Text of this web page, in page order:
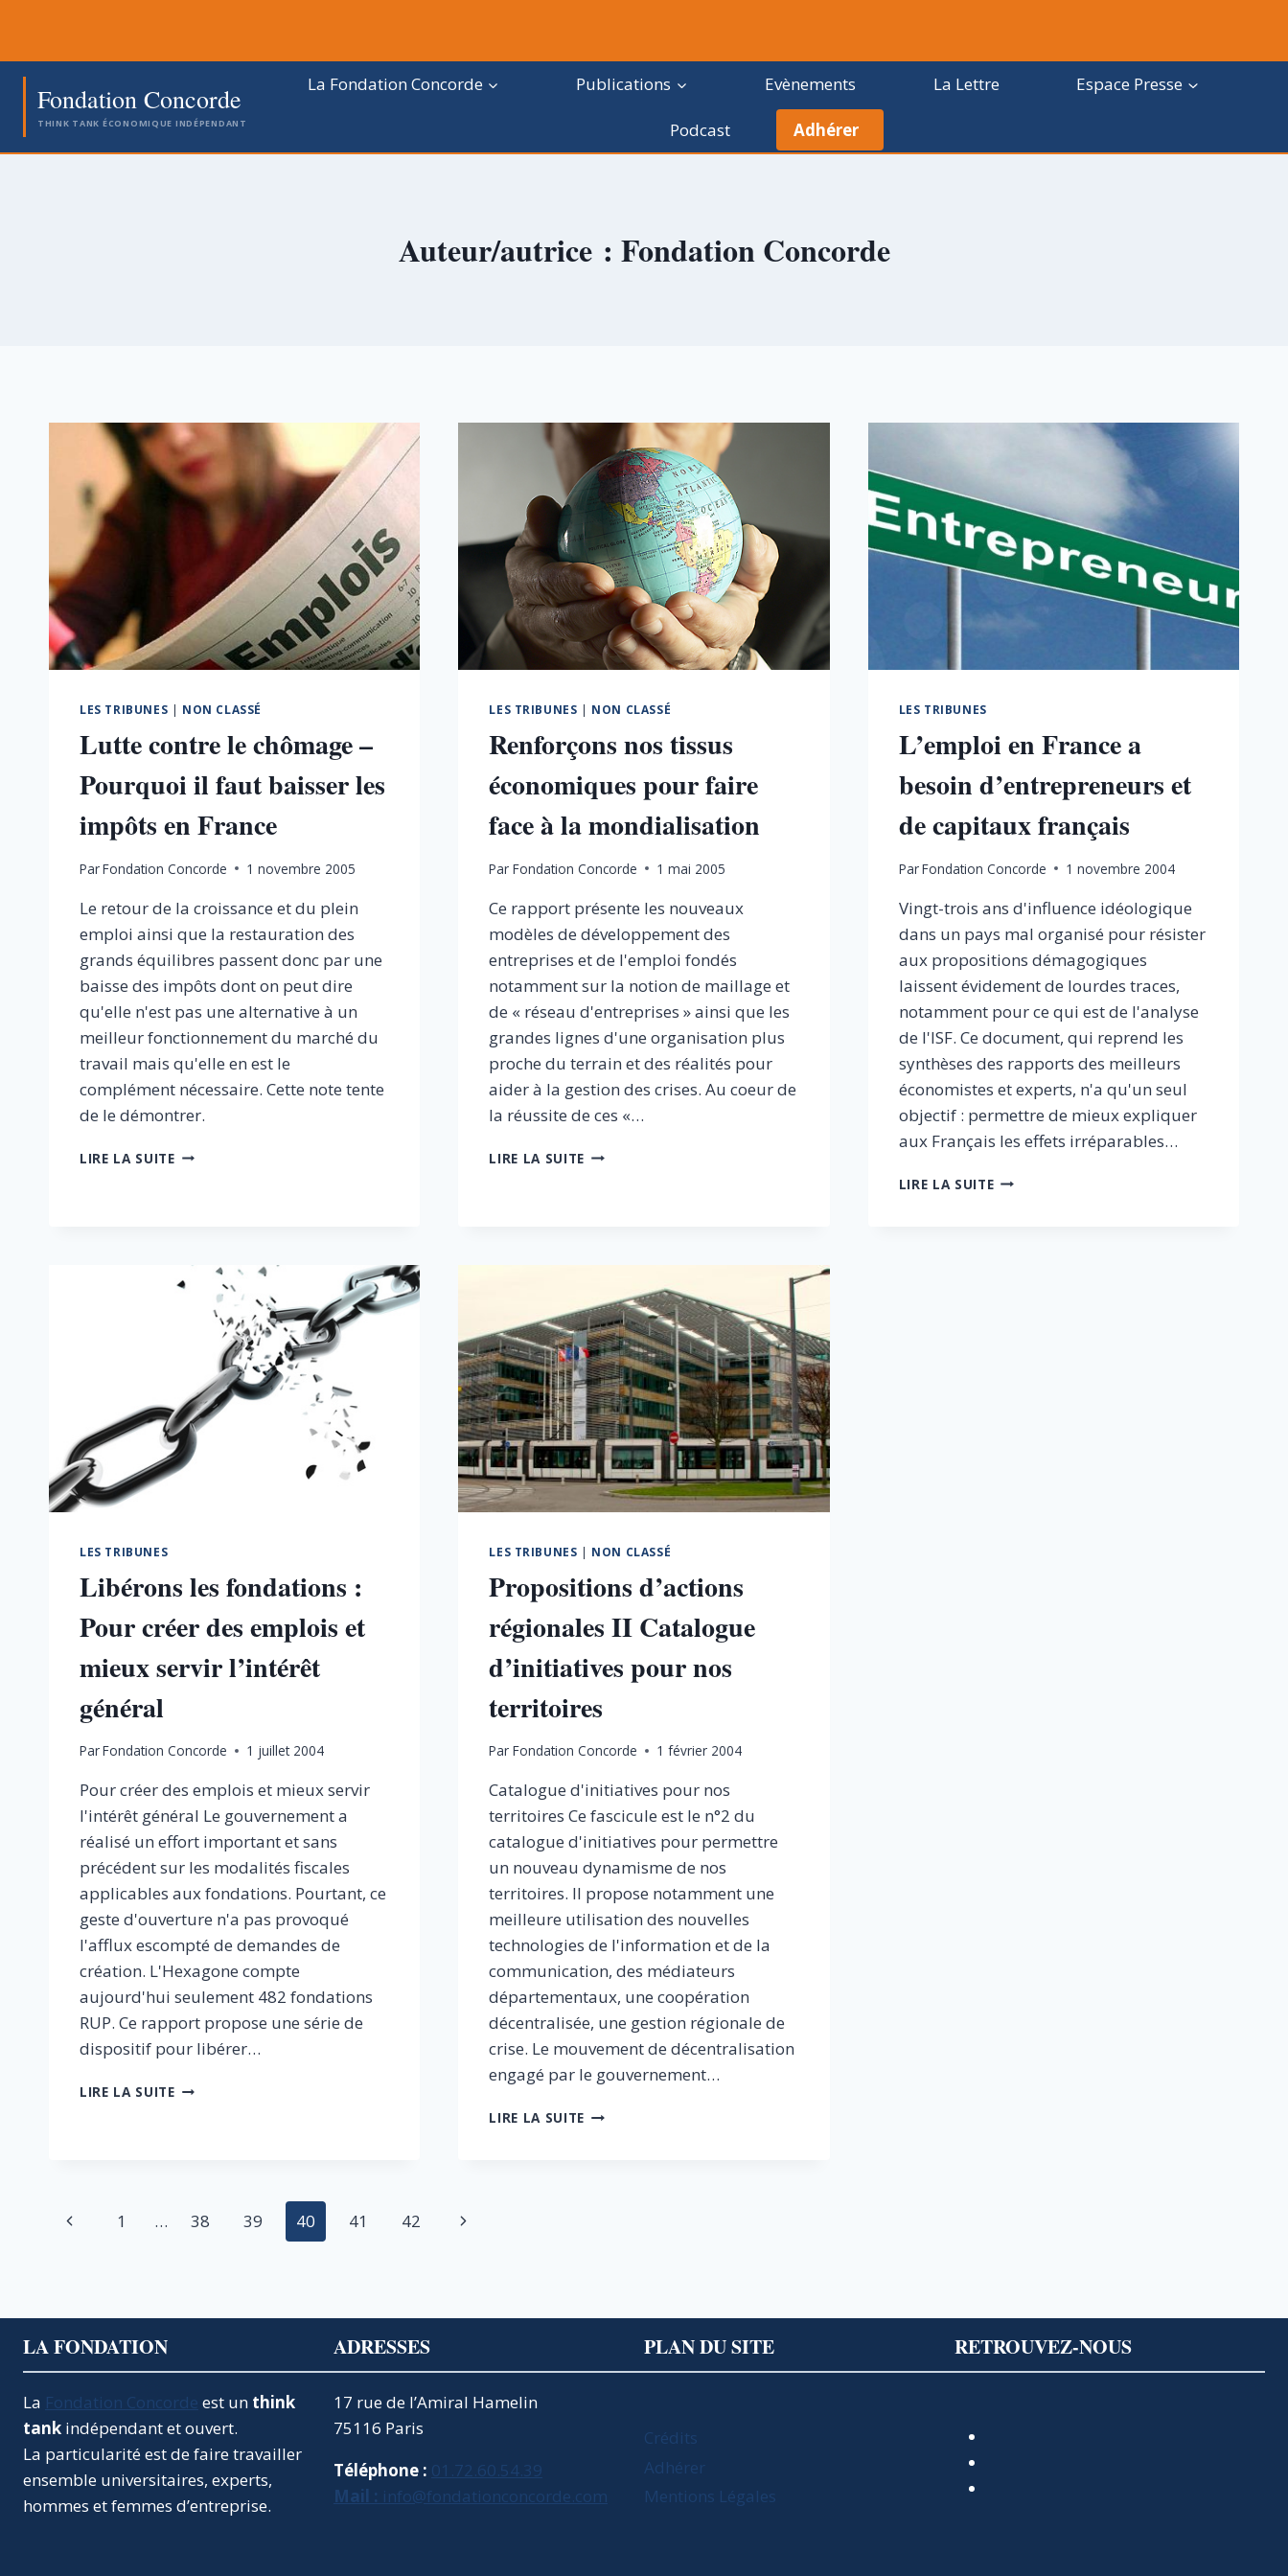
contenu
Fondation Concorde
THINK TANK ÉCONOMIQUE INDÉPENDANT
La Fondation Concorde Publications Evènements La Lettre Espace Presse
Podcast Adhérer
Auteur/autrice : Fondation Concorde
LES TRIBUNES | NON CLASSÉ
Lutte contre le chômage –
Pourquoi il faut baisser les
impôts en France
ParFondation Concorde 1 novembre 2005
Le retour de la croissance et du plein
emploi ainsi que la restauration des
grands équilibres passent donc par une
baisse des impôts dont on peut dire
qu'elle n'est pas une alternative à un
meilleur fonctionnement du marché du
travail mais qu'elle en est le
complément nécessaire. Cette note tente
de le démontrer.
LIRE LA SUITELUTTE
FAUT
BAISSER
IMPÔTS
FRANCE
LES TRIBUNES | NON CLASSÉ
Renforçons nos tissus
économiques pour faire
face à la mondialisation
Par Fondation Concorde 1 mai 2005
Ce rapport présente les nouveaux
modèles de développement des
entreprises et de l'emploi fondés
notamment sur la notion de maillage et
de « réseau d'entreprises » ainsi que les
grandes lignes d'une organisation plus
proche du terrain et des réalités pour
aider à la gestion des crises. Au coeur de
la réussite de ces «…
LIRE LA SUITE RENFORÇONS
LA
MONDIALISATION
LES TRIBUNES
L’emploi en France a
besoin d’entrepreneurs et
de capitaux français
ParFondation Concorde 1 novembre 2004
Vingt-trois ans d'influence idéologique
dans un pays mal organisé pour résister
aux propositions démagogiques
laissent évidement de lourdes traces,
notamment pour ce qui est de l'analyse
de l'ISF. Ce document, qui reprend les
synthèses des rapports des meilleurs
économistes et experts, n'a qu'un seul
objectif : permettre de mieux expliquer
aux Français les effets irréparables…
LIRE LA SUITEL’EMPLOI
LES TRIBUNES
Libérons les fondations :
Pour créer des emplois et
mieux servir l’intérêt
général
ParFondation Concorde 1 juillet 2004
Pour créer des emplois et mieux servir
l'intérêt général Le gouvernement a
réalisé un effort important et sans
précédent sur les modalités fiscales
applicables aux fondations. Pourtant, ce
geste d'ouverture n'a pas provoqué
l'afflux escompté de demandes de
création. L'Hexagone compte
aujourd'hui seulement 482 fondations
RUP. Ce rapport propose une série de
dispositif pour libérer…
LIRE LA SUITELIBÉRONS
EMPLOIS
LES TRIBUNES | NON CLASSÉ
Propositions d’actions
régionales II Catalogue
d’initiatives pour nos
territoires
Par Fondation Concorde 1 février 2004
Catalogue d'initiatives pour nos
territoires Ce fascicule est le n°2 du
catalogue d'initiatives pour permettre
un nouveau dynamisme de nos
territoires. Il propose notamment une
meilleure utilisation des nouvelles
technologies de l'information et de la
communication, des médiateurs
départementaux, une coopération
décentralisée, une gestion régionale de
crise. Le mouvement de décentralisation
engagé par le gouvernement…
LIRE LA SUITE PROPOSITIONS
Navigation
Page
1 … 38 39 40 41 42
Page
LA FONDATION
La Fondation Concorde est un think
tank indépendant et ouvert.
La particularité est de faire travailler
ensemble universitaires, experts,
hommes et femmes d’entreprise.
ADRESSES
17 rue de l’Amiral Hamelin
75116 Paris
Téléphone : 01.72.60.54.39
Mail : info@fondationconcorde.com
PLAN DU SITE
Crédits
Adhérer
Mentions Légales
RETROUVEZ-NOUS